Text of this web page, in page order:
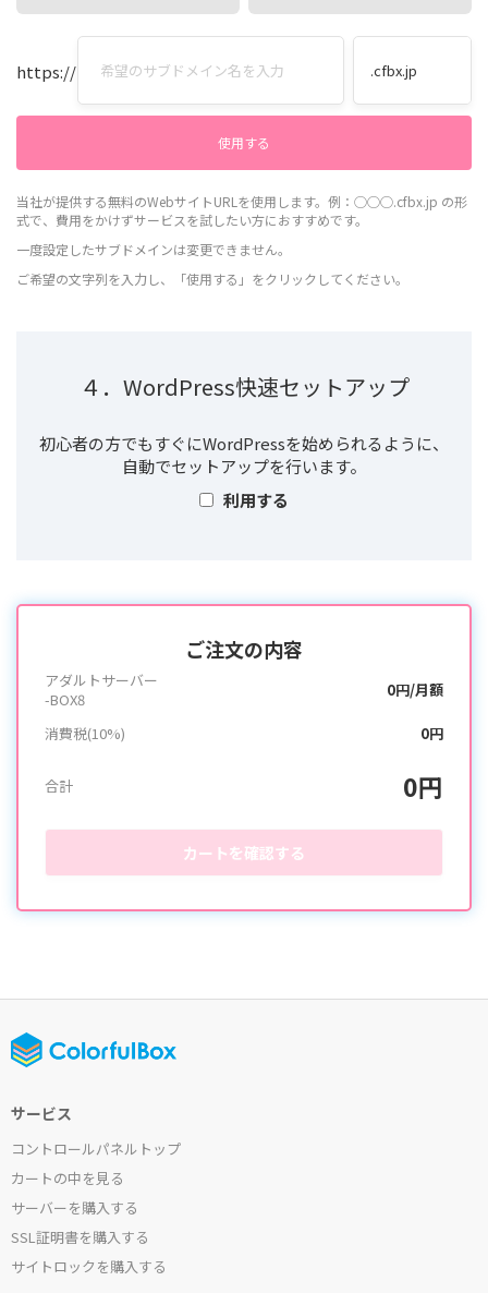
https://
当社が提供する無料のWebサイトURLを使用します。例：◯◯◯.cfbx.jp の形
式で、費用をかけずサービスを試したい方におすすめです。
一度設定したサブドメインは変更できません。
ご希望の文字列を入力し、「使用する」をクリックしてください。
４．WordPress快速セットアップ
初心者の方でもすぐにWordPressを始められるように、
自動でセットアップを行います。
利用する
ご注文の内容
アダルトサーバー
-BOX8
0円/月額
消費税(10%) 0円
合計 0円
カートを確認する
サービス
コントロールパネルトップ
カートの中を見る
サーバーを購入する
SSL証明書を購入する
サイトロックを購入する